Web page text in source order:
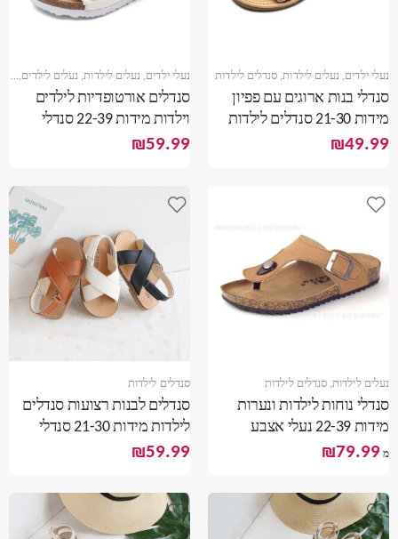
נעלי ילדים, נעלים לילדות, סנדלים לילדות
סנדלי בנות ארוגים עם פפיון
מידות 21-30 סנדלים לילדות
₪49.99
נעלי ילדים, נעלים לילדות, נעלים לילדים,
סנדלים אורטופדיות לילדים
וילדות מידות 22-39 סנדלי
נוחות לנערות
₪59.99
נעלים לילדות סנדלים לילדות
סנדלי נוחות לילדות ונערות
מידות 22-39 נעלי אצבע
אורטופדיות לילדות ונערות
מ ₪79.99
סנדלים לילדות
סנדלים לבנות רצועות סנדלים
לילדות מידות 21-30 סנדלי
איקס בנות
₪59.99